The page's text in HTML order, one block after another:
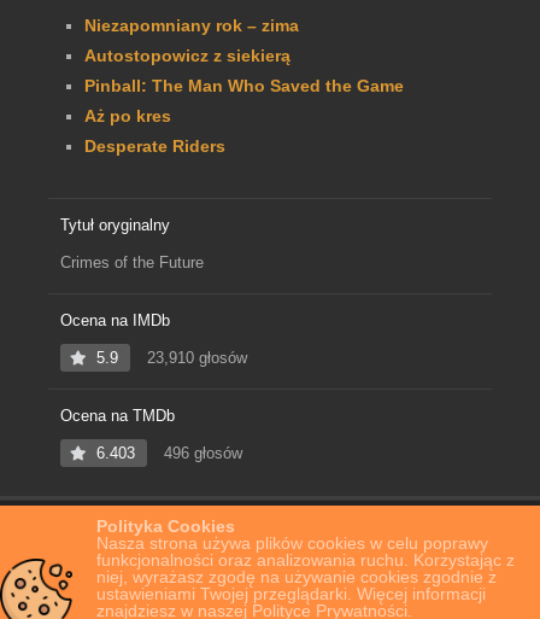
Polityka Cookies
Nasza strona używa plików cookies w celu poprawy
funkcjonalności oraz analizowania ruchu. Korzystając z
niej, wyrażasz zgodę na używanie cookies zgodnie z
ustawieniami Twojej przeglądarki. Więcej informacji
znajdziesz w naszej Polityce Prywatności.
Niezapomniany rok – zima
Autostopowicz z siekierą
Pinball: The Man Who Saved the Game
Aż po kres
Desperate Riders
Tytuł oryginalny
Crimes of the Future
Ocena na IMDb
5.9 23,910 głosów
Ocena na TMDb
6.403 496 głosów
Film Online Zbrodnie przyszłości